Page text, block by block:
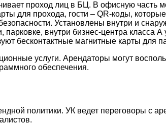
проход лиц в БЦ. В офисную часть
для прохода, гости – QR-коды,
Установлены внутри и
внутри бизнес-центра класса
бесконтактные магнитные карты для
услуги. Арендаторы могут
обеспечения.
политики. УК ведет переговоры с